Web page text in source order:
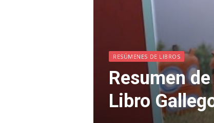
RESÚMENES DE LIBROS
Resumen
Libro